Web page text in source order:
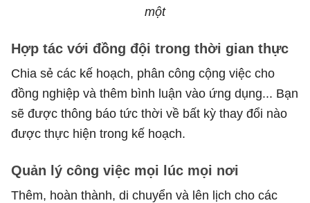
một
Hợp tác với đồng đội trong thời gian thực
Chia sẻ các kế hoạch, phân công cộng việc cho
đồng nghiệp và thêm bình luận vào ứng dụng... Bạn
sẽ được thông báo tức thời về bất kỳ thay đổi nào
được thực hiện trong kế hoạch.
Quản lý công việc mọi lúc mọi nơi
Thêm, hoàn thành, di chuyển và lên lịch cho các